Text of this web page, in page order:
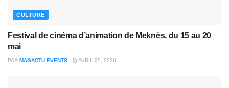
CULTURE
Festival de cinéma d’animation de Meknès, du 15 au 20
mai
PAR MAGACTU EVENTS AVRIL 25, 2026